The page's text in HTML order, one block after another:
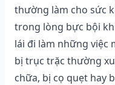
thường làm cho sức
trong lòng bực bội
lái đi làm những việc
bị trục trặc thường
chữa, bị cọ quẹt hay